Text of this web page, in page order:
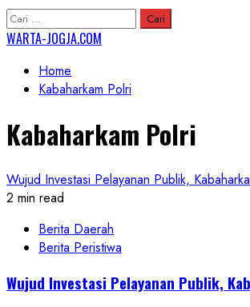
Cari
untuk:
WARTA-JOGJA.COM
Home
Kabaharkam Polri
Kabaharkam Polri
Wujud Investasi Pelayanan Publik,
2 min read
Berita Daerah
Berita Peristiwa
Wujud Investasi Pelayanan Publik,